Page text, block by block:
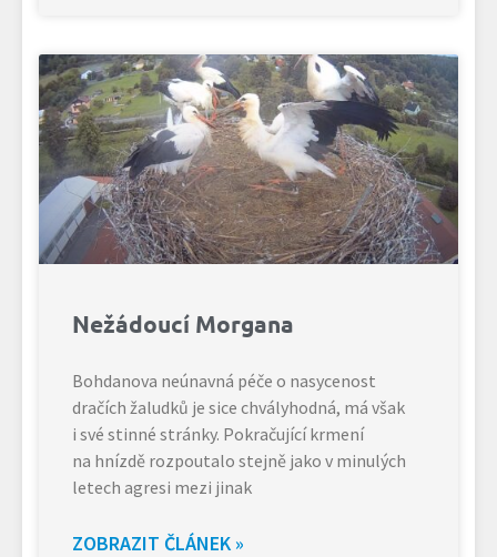
Nežádoucí Morgana
Bohdanova neúnavná péče o nasycenost
dračích žaludků je sice chvályhodná, má však
i své stinné stránky. Pokračující krmení
na hnízdě rozpoutalo stejně jako v minulých
letech agresi mezi jinak
ZOBRAZIT ČLÁNEK »